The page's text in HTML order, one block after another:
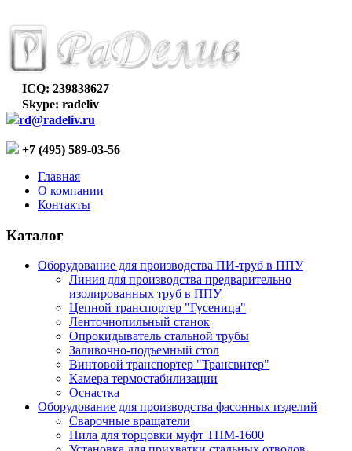
ICQ: 239838627
Skype: radeliv
rd@radeliv.ru
+7 (495) 589-03-56
Главная
О компании
Контакты
Каталог
Оборудование для производства ПИ-труб в ППУ
Линия для производства предварительно
изолированных труб в ППУ
Цепной транспортер "Гусеница"
Ленточнопильный станок
Опрокидыватель стальной трубы
Заливочно-подъемный стол
Винтовой транспортер "Трансвитер"
Камера термостабилизации
Оснастка
Оборудование для производства фасонных изделий
Сварочные вращатели
Пила для торцовки муфт ТПМ-1600